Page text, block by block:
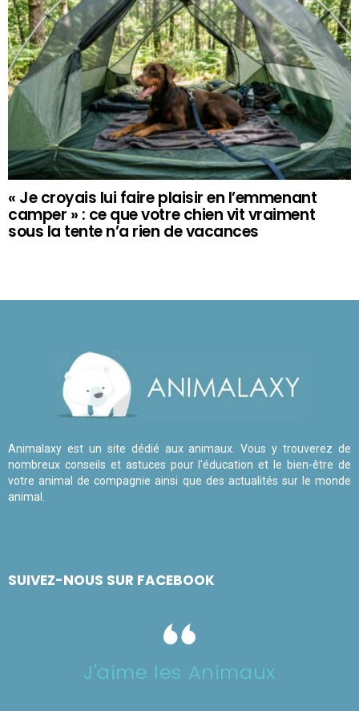
« Je croyais lui faire plaisir en l’emmenant
camper » : ce que votre chien vit vraiment
sous la tente n’a rien de vacances
Animalaxy est un site dédié aux animaux. Vous y trouverez de
nombreux conseils et astuces pour l'éducation et le bien-être de
votre animal de compagnie ainsi que des actualités sur le monde
animal.
SUIVEZ-NOUS SUR FACEBOOK
J'aime les Animaux